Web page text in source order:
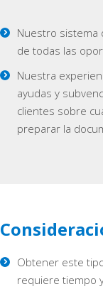
Nuestro sistema
de todas las
Nuestra
ayudas y
clientes sobre
preparar la
Obtener este
requiere tiempo